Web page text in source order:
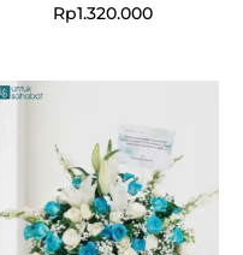
Rp1.320.000